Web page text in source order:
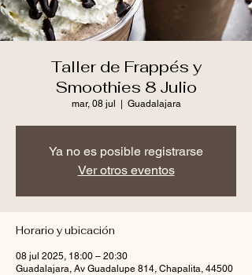
Taller de Frappés y
Smoothies 8 Julio
mar, 08 jul Guadalajara
Ya no es posible registrarse
Ver otros eventos
Horario y ubicación
08 jul 2025, 18:00 – 20:30
Guadalajara, Av Guadalupe 814, Chapalita, 44500